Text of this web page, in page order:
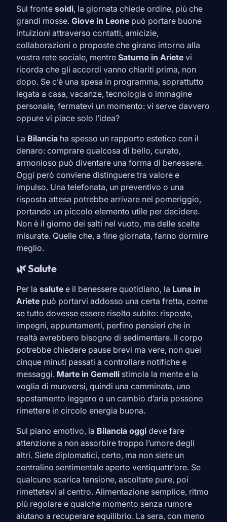
Sul fronte soldi, la giornata chiede ordine, più che
grandi mosse. Giove in Leone può portare buone
intuizioni attraverso contatti, amicizie,
collaborazioni o proposte che girano intorno alla
vostra rete sociale, mentre Saturno in Ariete vi
ricorda che gli accordi vanno chiariti prima, non
dopo. Se c’è una spesa in programma, soprattutto
legata a casa, vacanze, tecnologia o immagine
personale, fermatevi un momento: vi serve davvero
oppure vi piace solo l’idea?
La Bilancia ha spesso un rapporto estetico con il
denaro: comprare qualcosa di bello, curato,
armonioso può diventare una forma di benessere.
Oggi però conviene distinguere tra valore e
impulso. Una telefonata, un preventivo o una
risposta attesa potrebbe arrivare nel pomeriggio,
portando un piccolo elemento utile per decidere.
Non è il giorno dei salti nel vuoto, ma delle scelte
misurate. Quelle che, a fine giornata, fanno dormire
meglio.
🌿 Salute
Per la salute e il benessere quotidiano, la Luna in
Ariete può portarvi addosso una certa fretta, come
se tutto dovesse essere risolto subito: risposte,
impegni, appuntamenti, perfino pensieri che in
realtà avrebbero bisogno di sedimentare. Il corpo
potrebbe chiedere pause brevi ma vere, non quei
cinque minuti passati a controllare notifiche e
messaggi. Marte in Gemelli stimola la mente e la
voglia di muoversi, quindi una camminata, uno
spostamento leggero o un cambio d’aria possono
rimettere in circolo energia buona.
Sul piano emotivo, la Bilancia oggi deve fare
attenzione a non assorbire troppo l’umore degli
altri. Siete diplomatici, certo, ma non siete un
centralino sentimentale aperto ventiquattr’ore. Se
qualcuno scarica tensione, ascoltate pure, poi
rimettetevi al centro. Alimentazione semplice, ritmo
più regolare e qualche momento senza rumore
aiutano a recuperare equilibrio. La sera, con meno